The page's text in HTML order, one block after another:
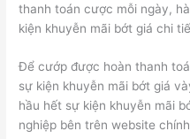
thanh toán cược mỗi ngày,
kiện khuyễn mãi bớt giá chi
Để cướp được hoàn thanh
sự kiện khuyễn mãi bớt giá
hầu hết sự kiện khuyễn mãi
nghiệp bên trên website